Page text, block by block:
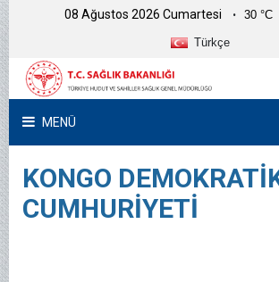
08 Ağustos 2026 Cumartesi 30 °C
Türkçe
MENÜ
KONGO
CUMHURİYETİ